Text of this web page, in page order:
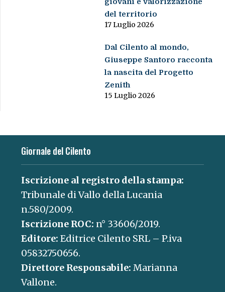
del territorio
17 Luglio 2026
Dal Cilento al mondo,
Giuseppe Santoro racconta
la nascita del Progetto
Zenith
15 Luglio 2026
Giornale del Cilento
Iscrizione al registro della stampa:
Tribunale di Vallo della Lucania
n.580/2009.
Iscrizione ROC: n° 33606/2019.
Editore: Editrice Cilento SRL – P.iva
05832750656.
Direttore Responsabile: Marianna
Vallone.